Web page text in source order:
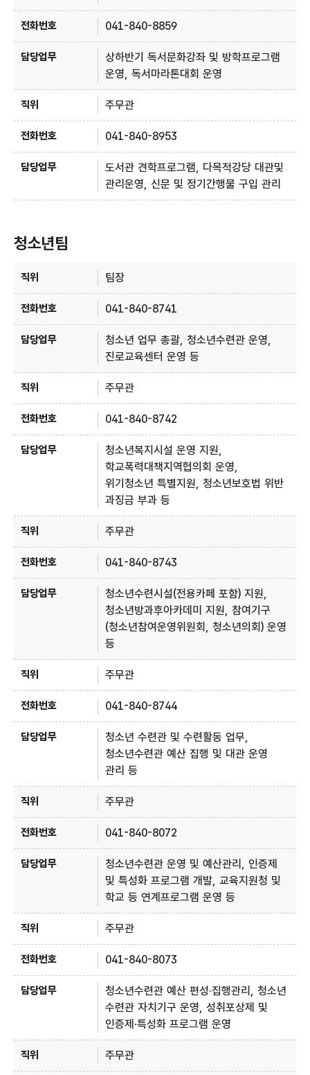
041-840-8859
상하반기 독서문화강좌 및 방학프로그램
운영, 독서마라톤대회 운영
주무관
041-840-8953
도서관 견학프로그램, 다목적강당 대관및
관리운영, 신문 및 정기간행물 구입 관리
청소년팀
팀장
041-840-8741
청소년 업무 총괄, 청소년수련관 운영,
진로교육센터 운영 등
주무관
041-840-8742
청소년복지시설 운영 지원,
학교폭력대책지역협의회 운영,
위기청소년 특별지원, 청소년보호법 위반
과징금 부과 등
주무관
041-840-8743
청소년수련시설(전용카페 포함) 지원,
청소년방과후아카데미 지원, 참여기구
(청소년참여운영위원회, 청소년의회) 운영
등
주무관
041-840-8744
청소년 수련관 및 수련활동 업무,
청소년수련관 예산 집행 및 대관 운영
관리 등
주무관
041-840-8072
청소년수련관 운영 및 예산관리, 인증제
및 특성화 프로그램 개발, 교육지원청 및
학교 등 연계프로그램 운영 등
주무관
041-840-8073
청소년수련관 예산 편성·집행관리, 청소년
수련관 자치기구 운영, 성취포상제 및
인증제·특성화 프로그램 운영
주무관